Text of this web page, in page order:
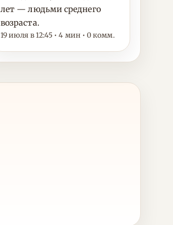
лет — людьми среднего
возраста.
19 июля в 12:45 • 4 мин • 0 комм.